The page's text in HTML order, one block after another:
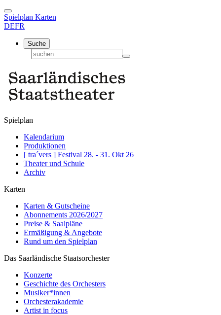
Spielplan Karten
DEFR
Suche
Spielplan
Kalendarium
Produktionen
[ tra´vers ] Festival 28. - 31. Okt 26
Theater und Schule
Archiv
Karten
Karten & Gutscheine
Abonnements 2026/2027
Preise & Saalpläne
Ermäßigung & Angebote
Rund um den Spielplan
Das Saarländische Staatsorchester
Konzerte
Geschichte des Orchesters
Musiker*innen
Orchesterakademie
Artist in focus